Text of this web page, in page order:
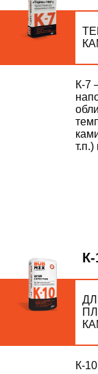
К-7
К-